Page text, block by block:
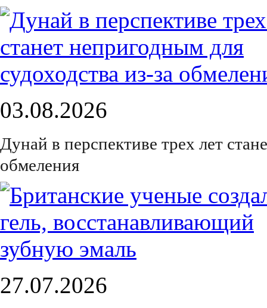
03.08.2026
Дунай в перспективе трех лет
обмеления
27.07.2026